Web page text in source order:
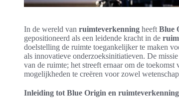
In de wereld van ruimteverkenning heeft Blue
gepositioneerd als een leidende kracht in de
doelstelling de ruimte toegankelijker te maken
als innovatieve onderzoeksinitiatieven. De
van de ruimte; het streeft ernaar om de toekomst
mogelijkheden te creëren voor zowel
Inleiding tot Blue Origin en ruimteverkenning